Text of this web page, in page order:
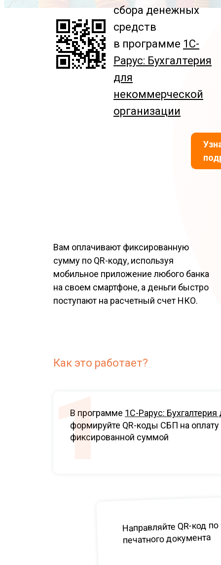
сбора денежных
средств
в программе 1С-
Рарус: Бухгалтерия
для
некоммерческой
организации
Вам оплачивают фиксированную
сумму по QR-коду, используя
мобильное приложение любого банка
на своем смартфоне, а деньги быстро
поступают на расчетный счет НКО.
Как это работает?
В программе 1С-Рарус:
формируйте QR-коды СБП на
фиксированной суммой
Направляйте QR-код
печатного документа